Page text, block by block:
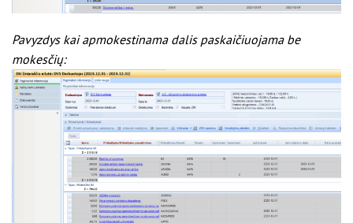
Pavyzdys kai apmokestinama dalis paskaičiuojama be
mokesčių: